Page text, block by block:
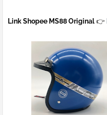
Link Shopee MS88 Original 👉